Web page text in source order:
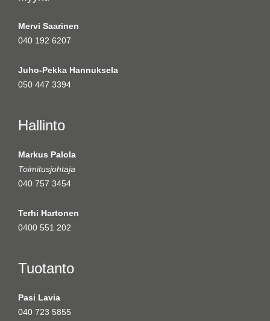
Mervi Saarinen
040 192 6207
Juho-Pekka Hannuksela
050 447 3394
Hallinto
Markus Palola
Toimitusjohtaja
040 757 3454
Terhi Hartonen
0400 551 202
Tuotanto
Pasi Lavia
040 723 5855